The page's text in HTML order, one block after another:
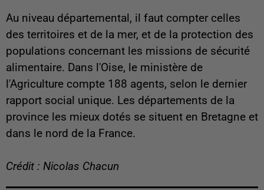
Au niveau départemental, il faut compter celles
des territoires et de la mer, et de la protection des
populations concernant les missions de sécurité
alimentaire. Dans l'Oise, le ministère de
l'Agriculture compte 188 agents, selon le dernier
rapport social unique. Les départements de la
province les mieux dotés se situent en Bretagne et
dans le nord de la France.
Crédit : Nicolas Chacun